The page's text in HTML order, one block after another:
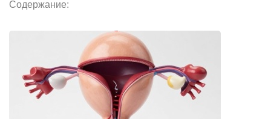
Содержание: